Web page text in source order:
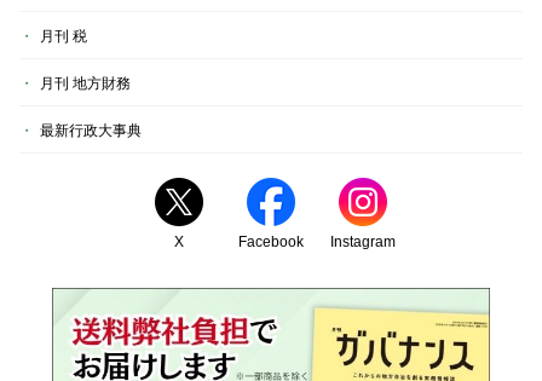
月刊 税
月刊 地方財務
最新行政大事典
X Facebook Instagram